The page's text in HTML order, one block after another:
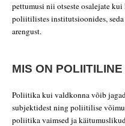
pettumusi nii otseste osalejate
poliitilistes institutsioonides,
arengust.
MIS ON
Poliitika kui valdkonna võib
subjektidest ning poliitilise
poliitika vaimsed ja